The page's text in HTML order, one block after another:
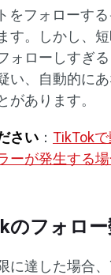
をフォローす
す。しかし、
ォローしすぎ
い、自動的に
があります。
さい ： TikTok
ーが発生する
のフォロ
に達した場合